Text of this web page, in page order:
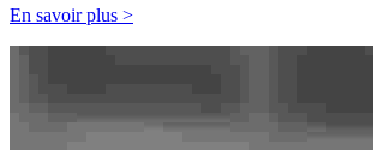
En savoir plus >